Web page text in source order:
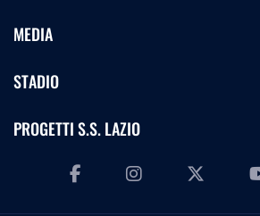
MEDIA
STADIO
PROGETTI S.S. LAZIO